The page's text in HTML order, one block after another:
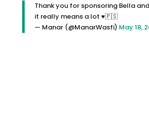
Thank you for sponsoring Bella
it really means a lot ♥️🇵🇸
— Manar (@ManarWasfi) May 18,